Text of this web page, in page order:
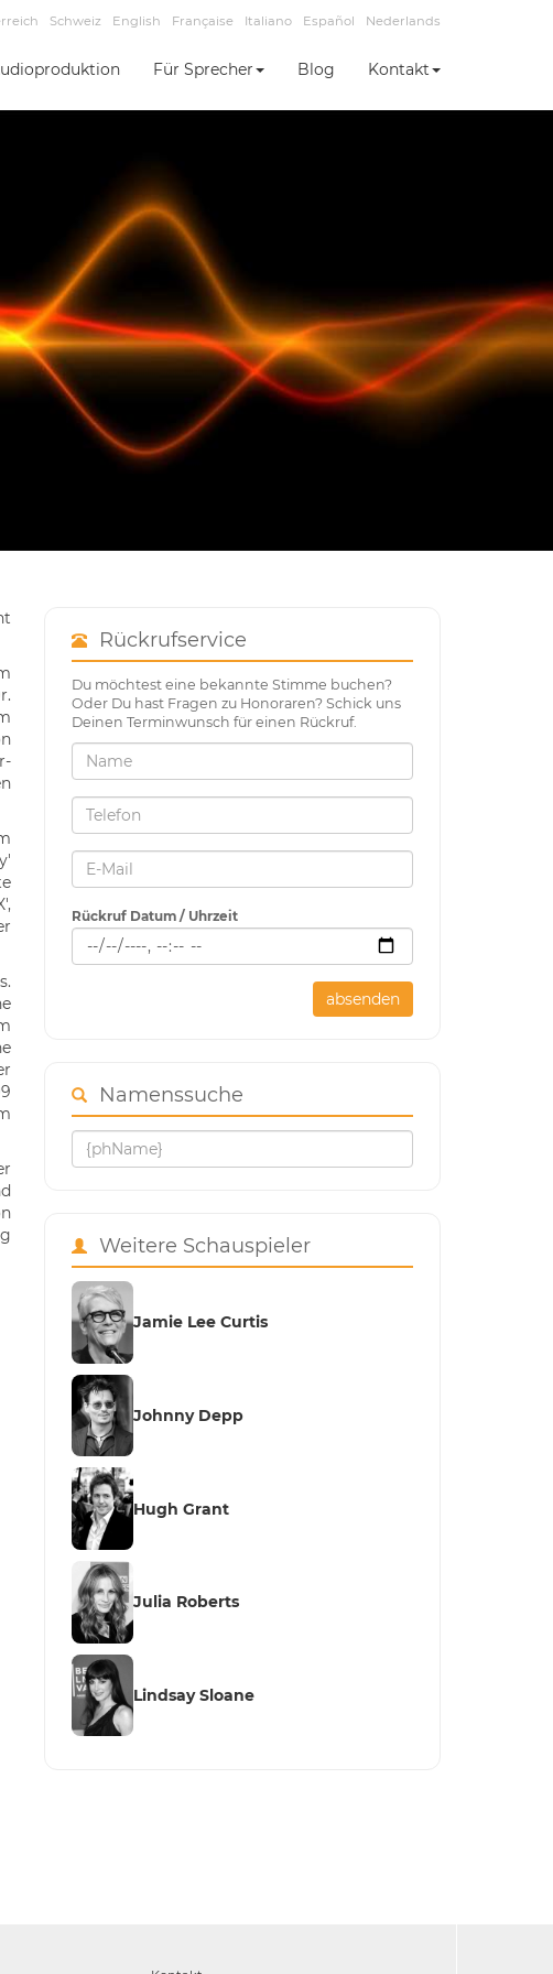
Schweiz English Française Italiano Español Nederlands
Für Sprecher Blog Kontakt
Rückrufservice
Du möchtest eine bekannte Stimme buchen?
Oder Du hast Fragen zu Honoraren? Schick uns
Deinen Terminwunsch für einen Rückruf.
Rückruf Datum / Uhrzeit
absenden
Namenssuche
Weitere Schauspieler
Jamie Lee Curtis
Johnny Depp
Hugh Grant
Julia Roberts
Lindsay Sloane